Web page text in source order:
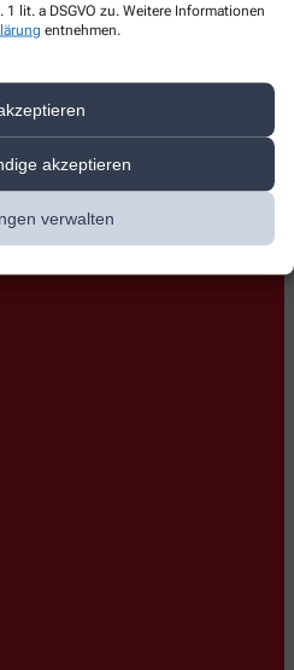
lit. a DSGVO zu. Weitere Informationen
entnehmen.
akzeptieren
verwalten
Lauda-Königshofen